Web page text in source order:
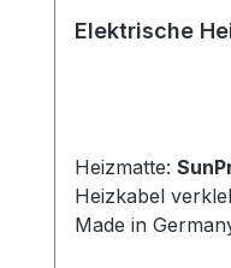
Elektrische
Heizmatte:
Heizkabel
Made in